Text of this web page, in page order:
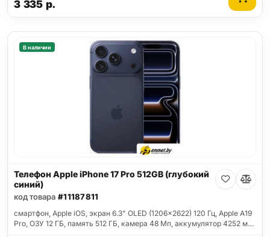
3 335 р.
В наличии
Телефон Apple iPhone 17 Pro 512GB (глубокий
синий)
код товара #11187811
смартфон, Apple iOS, экран 6.3" OLED (1206x2622) 120 Гц, Apple A19
Pro, ОЗУ 12 ГБ, память 512 ГБ, камера 48 Мп, аккумулятор 4252 м…